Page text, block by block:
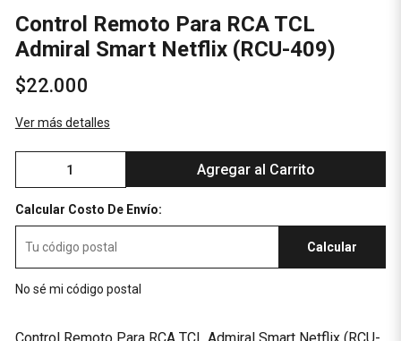
Control Remoto Para RCA TCL
Admiral Smart Netflix (RCU-409)
$22.000
Ver más detalles
Agregar al Carrito
Calcular Costo De Envío:
Calcular
No sé mi código postal